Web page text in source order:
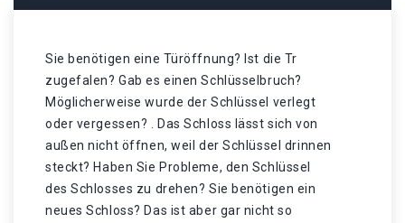
Sie benötigen eine Türöffnung? Ist die Tr
zugefalen? Gab es einen Schlüsselbruch?
Möglicherweise wurde der Schlüssel verlegt
oder vergessen? . Das Schloss lässt sich von
außen nicht öffnen, weil der Schlüssel drinnen
steckt? Haben Sie Probleme, den Schlüssel
des Schlosses zu drehen? Sie benötigen ein
neues Schloss? Das ist aber gar nicht so